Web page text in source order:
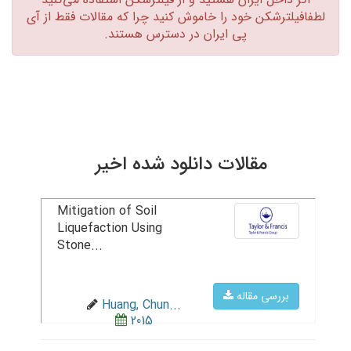
لطفافیلترشکن خود را خاموش کنید چرا که مقالات فقط از آی
پی ایران در دسترس هستند.‏
مقالات دانلود شده اخیر
بررسی مقاله
Mitigation of Soil
Liquefaction Using
Stone...
Huang, Chun...
2015